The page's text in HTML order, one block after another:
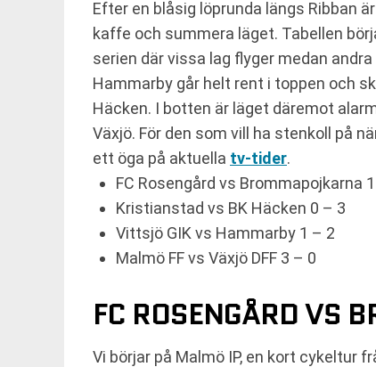
Efter en blåsig löprunda längs Ribban
kaffe och summera läget. Tabellen
serien där vissa lag flyger medan
Hammarby går helt rent i toppen och
Häcken. I botten är läget däremot
Växjö. För den som vill ha stenkoll på
ett öga på aktuella tv-tider.
FC Rosengård vs Brommapojkarna
Kristianstad vs BK Häcken 0 – 3
Vittsjö GIK vs Hammarby 1 – 2
Malmö FF vs Växjö DFF 3 – 0
FC ROSENGÅRD VS
Vi börjar på Malmö IP, en kort cykeltur